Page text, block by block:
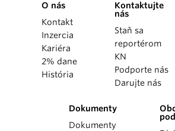
O nás
Kontakt
Inzercia
Kariéra
2% dane
História
Kontaktujte
nás
Staň sa
reportérom
KN
Podporte nás
Darujte nás
Dokumenty
Dokumenty